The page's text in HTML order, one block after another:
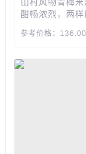
山村风物青梅
酣畅浓烈，两
酸、氨基酸、
参考价格：